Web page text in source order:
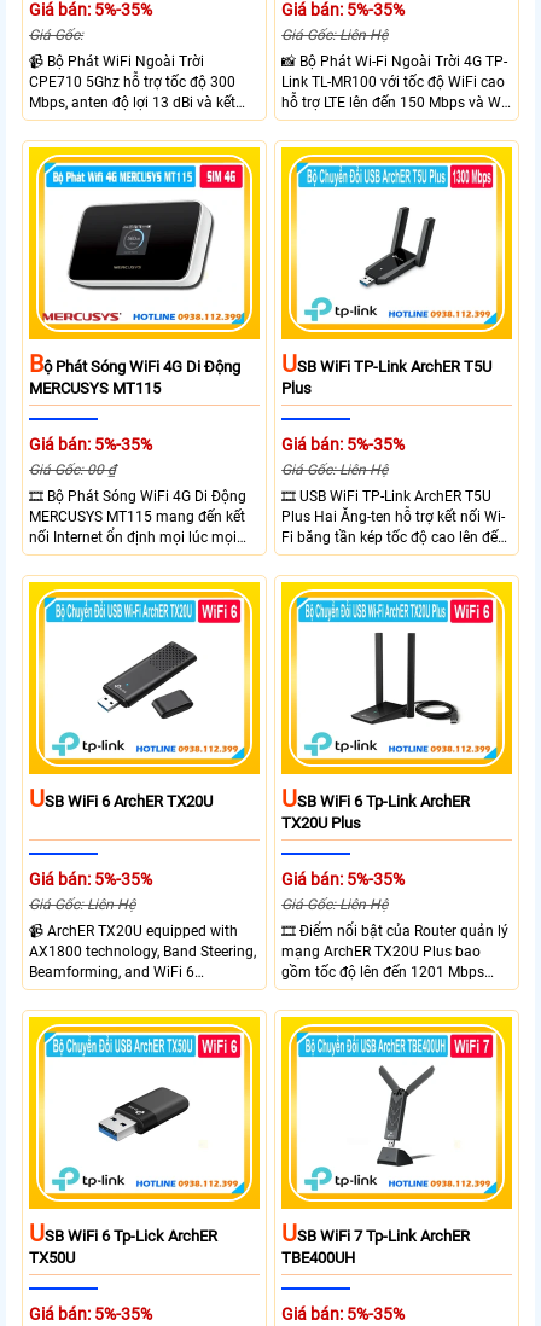
Giá bán: 5%-35%
Giá Gốc:
📹 Bộ Phát WiFi Ngoài Trời
CPE710 5Ghz hỗ trợ tốc độ 300
Mbps, anten độ lợi 13 dBi và kết
nối đường dài trên 10 km trong
điều kiện phù hợp. Trang bị cổng
Ethernet Shielded 10/100 Mbps, hỗ
trợ PoE Passive, MAXtream TDMA,
quản lý tập trung và phân tích
quang phổ. Chuẩn IPX5 giúp tăng
khả năng chống chịu thời tiết.
Giá bán: 5%-35%
Giá Gốc: Liên Hệ
📸 Bộ Phát Wi-Fi Ngoài Trời 4G TP-
Link TL-MR100 với tốc độ WiFi cao
hỗ trợ LTE lên đến 150 Mbps và Wi-
Fi 2.4 GHz lên đến 300 Mbps với
thiết kế với vỏ chống chịu thời tiết
chuẩn IP65, chống sét ±6kV và
chống tĩnh điện ±15kV
BỘ Phát Sóng WiFi 4G Di Động
MERCUSYS MT115
Giá bán: 5%-35%
Giá Gốc: 00 ₫
🎞 Bộ Phát Sóng WiFi 4G Di Động
MERCUSYS MT115 mang đến kết
nối Internet ổn định mọi lúc mọi
nơi với tốc độ 4G LTE tải xuống lên
đến 150Mbps. Chuẩn WiFi 6
AX300, pin 2400mAh hoạt động
đến 10 giờ và khả năng kết nối
USB WiFi TP-Link ArchER T5U
Plus
Giá bán: 5%-35%
Giá Gốc: Liên Hệ
🎞 USB WiFi TP-Link ArchER T5U
Plus Hai Ăng-ten hỗ trợ kết nối Wi-
Fi băng tần kép tốc độ cao lên đến
1300 Mbps. Hai ăng-ten ngoài kết
hợp công nghệ Beamforming giúp
tăng cường tín hiệu và vùng phủ
sóng. USB 3.0 cho tốc độ truyền dữ
và cài đặt dễ dàng không cần đĩa
tư
USB WiFi 6 ArchER TX20U
Giá bán: 5%-35%
Giá Gốc: Liên Hệ
📹 ArchER TX20U equipped with
AX1800 technology, Band Steering,
Beamforming, and WiFi 6
transmission. Band Steering
technology optimizes connections,
Beamforming enhances signal
focus for better coverage. Upgrade
leading-edge features.
USB WiFi 6 Tp-Link ArchER
TX20U Plus
Giá bán: 5%-35%
Giá Gốc: Liên Hệ
🎞 Điểm nổi bật của Router quản lý
mạng ArchER TX20U Plus bao
gồm tốc độ lên đến 1201 Mbps
trên băng tần 5 GHz và 574 Mbps
trên băng tần 2.4 GHz. công nghệ
Band Steering, Beamforming và
Wifi 6 cung cấp hiệu suất cao và
ổn định cho mạng Wi-Fi của bạn.
USB WiFi 6 Tp-Lick ArchER
TX50U
Giá bán: 5%-35%
USB WiFi 7 Tp-Link ArchER
TBE400UH
Giá bán: 5%-35%